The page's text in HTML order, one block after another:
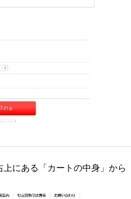
にある「カートの中身」か